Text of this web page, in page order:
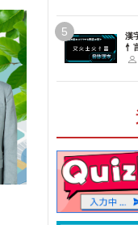
5
漢
忄